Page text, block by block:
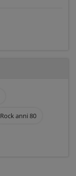
Rock anni 80